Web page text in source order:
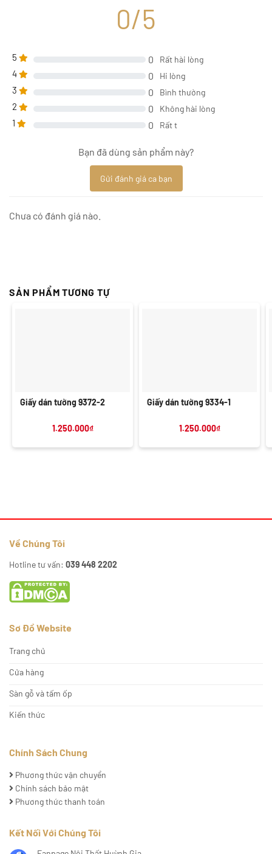
0/5
5 0 Rất hài lòng
4 0 Hi lòng
3 0 Bình thường
2 0 Không hài lòng
1 0 Rất t
Bạn đã dùng sản phẩm này?
Gửi đánh giá ca bạn
Chưa có đánh giá nào.
SẢN PHẨM TƯƠNG TỰ
Giấy dán tường 9372-2
1.250.000₫
Giấy dán tường 9334-1
1.250.000₫
Về Chúng Tôi
Hotline tư vấn: 039 448 2202
Sơ Đồ Website
Trang chủ
Cửa hàng
Sàn gỗ và tấm ốp
Kiến thức
Chính Sách Chung
Phương thức vận chuyển
Chính sách bảo mật
Phương thức thanh toán
Kết Nối Với Chúng Tôi